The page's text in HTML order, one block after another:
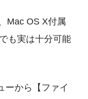
Mac OS X付属
も実は十分可能
ーから【ファイ